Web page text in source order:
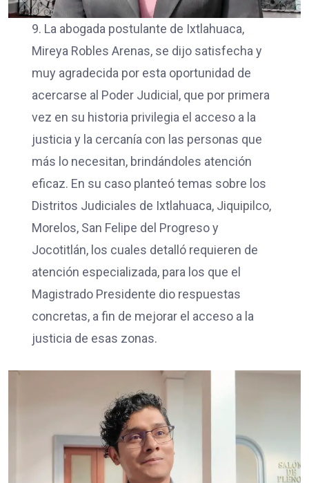
9. La abogada postulante de Ixtlahuaca,
Mireya Robles Arenas, se dijo satisfecha y
muy agradecida por esta oportunidad de
acercarse al Poder Judicial, que por primera
vez en su historia privilegia el acceso a la
justicia y la cercanía con las personas que
más lo necesitan, brindándoles atención
eficaz. En su caso planteó temas sobre los
Distritos Judiciales de Ixtlahuaca, Jiquipilco,
Morelos, San Felipe del Progreso y
Jocotitlán, los cuales detalló requieren de
atención especializada, para los que el
Magistrado Presidente dio respuestas
concretas, a fin de mejorar el acceso a la
justicia de esas zonas.